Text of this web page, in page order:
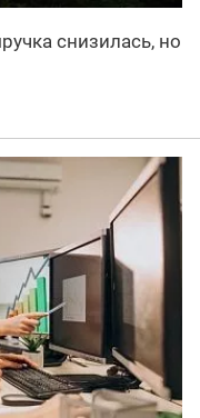
снизилась, но